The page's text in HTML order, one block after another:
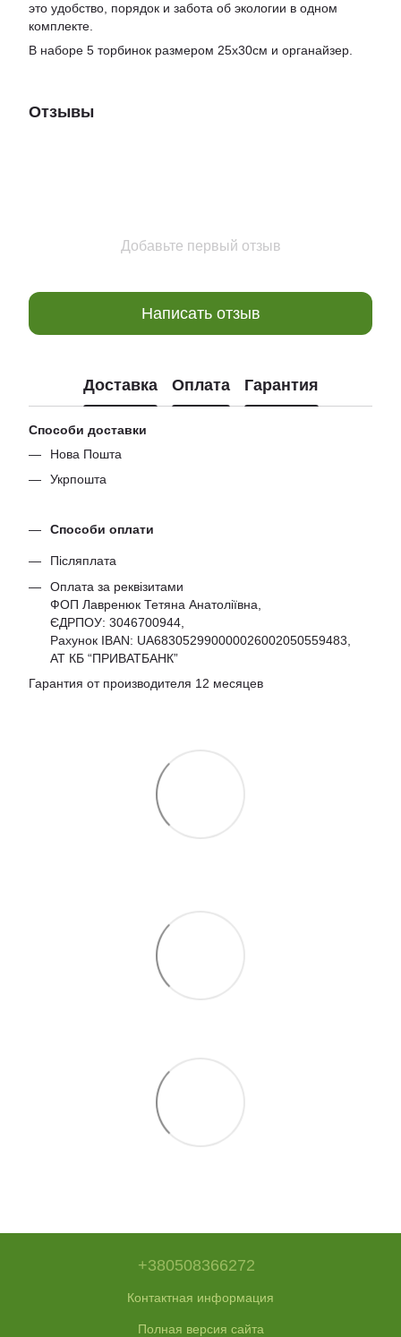
это удобство, порядок и забота об экологии в одном
комплекте.
В наборе 5 торбинок размером 25х30см и органайзер.
Отзывы
Добавьте первый отзыв
Написать отзыв
Доставка Оплата Гарантия
Способи доставки
Нова Пошта
Укрпошта
Способи оплати
Післяплата
Оплата за реквізитами
ФОП Лавренюк Тетяна Анатоліївна,
ЄДРПОУ: 3046700944
Рахунок IBAN: UA683052990000026002050559483,
АТ КБ “ПРИВАТБАНК”
Гарантия от производителя 12 месяцев
+380508366272
Контактная информация
Полная версия сайта